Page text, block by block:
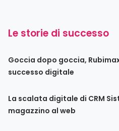
Le storie di successo
Goccia dopo goccia,
successo digitale
La scalata digitale di CRM
magazzino al web